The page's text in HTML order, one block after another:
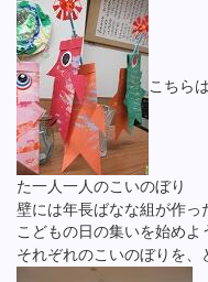
こちら
た一人一人のこいのぼり
壁には年長ばなな組が作
こどもの日の集いを始めよ
それぞれのこいのぼりを